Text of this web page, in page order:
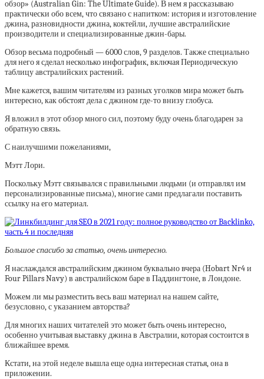
обзор» (Australian Gin: The Ultimate Guide). В нем я рассказываю
практически обо всем, что связано с напитком: история и изготовление
джина, разновидности джина, коктейли, лучшие австралийские
производители и специализированные джин-бары.
Обзор весьма подробный — 6000 слов, 9 разделов. Также специально
для него я сделал несколько инфографик, включая Периодическую
таблицу австралийских растений.
Мне кажется, вашим читателям из разных уголков мира может быть
интересно, как обстоят дела с джином где-то внизу глобуса.
Я вложил в этот обзор много сил, поэтому буду очень благодарен за
обратную связь.
С наилучшими пожеланиями,
Мэтт Лори.
Поскольку Мэтт связывался с правильными людьми (и отправлял им
персонализированные письма), многие сами предлагали поставить
ссылку на его материал.
Большое спасибо за статью, очень интересно.
Я наслаждался австралийским джином буквально вчера (Hobart Nr4 и
Four Pillars Navy) в австралийском баре в Паддингтоне, в Лондоне.
Можем ли мы разместить весь ваш материал на нашем сайте,
безусловно, с указанием авторства?
Для многих наших читателей это может быть очень интересно,
особенно учитывая выставку джина в Австралии, которая состоится в
ближайшее время.
Кстати, на этой неделе вышла еще одна интересная статья, она в
приложении.